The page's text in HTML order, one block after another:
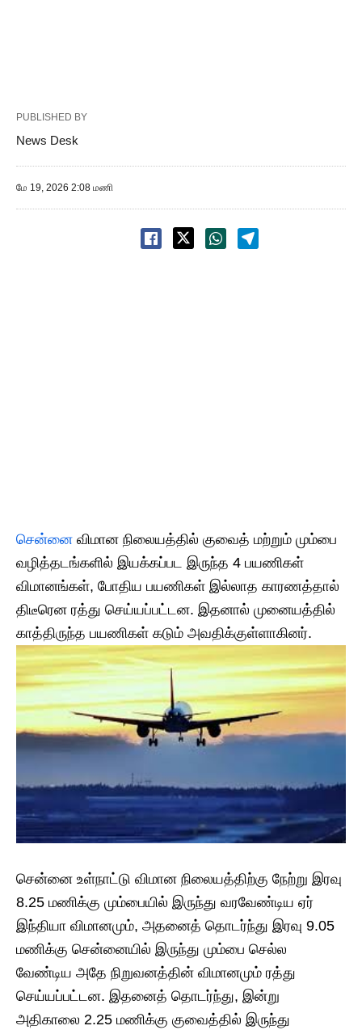
PUBLISHED BY
News Desk
மே 19, 2026 2:08 மணி
சென்னை விமான நிலையத்தில் குவைத் மற்றும் மும்பை
வழித்தடங்களில் இயக்கப்பட இருந்த 4 பயணிகள்
விமானங்கள், போதிய பயணிகள் இல்லாத காரணத்தால்
திடீரென ரத்து செய்யப்பட்டன. இதனால் முனையத்தில்
காத்திருந்த பயணிகள் கடும் அவதிக்குள்ளாகினர்.
சென்னை உள்நாட்டு விமான நிலையத்திற்கு நேற்று இரவு
8.25 மணிக்கு மும்பையில் இருந்து வரவேண்டிய ஏர்
இந்தியா விமானமும், அதனைத் தொடர்ந்து இரவு 9.05
மணிக்கு சென்னையில் இருந்து மும்பை செல்ல
வேண்டிய அதே நிறுவனத்தின் விமானமும் ரத்து
செய்யப்பட்டன. இதனைத் தொடர்ந்து, இன்று
அதிகாலை 2.25 மணிக்கு குவைத்தில் இருந்து